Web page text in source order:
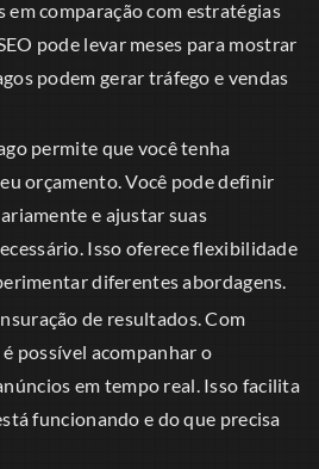
comparação com estratégias
pode levar meses para mostrar
podem gerar tráfego e vendas
permite que você tenha
orçamento. Você pode definir
e ajustar suas
Isso oferece flexibilidade
diferentes abordagens.
de resultados. Com
possível acompanhar o
em tempo real. Isso facilita
funcionando e do que precisa